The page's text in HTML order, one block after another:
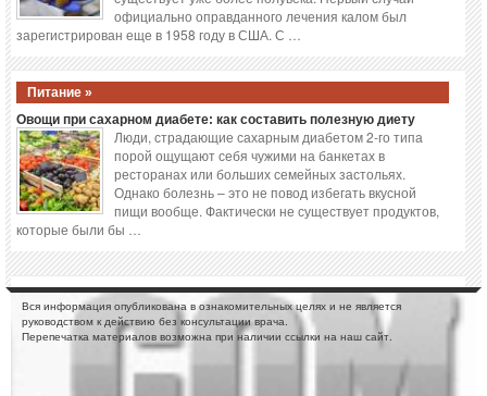
официально оправданного лечения калом был
зарегистрирован еще в 1958 году в США. С …
Питание »
Овощи при сахарном диабете: как составить полезную диету
Люди, страдающие сахарным диабетом 2-го типа
порой ощущают себя чужими на банкетах в
ресторанах или больших семейных застольях.
Однако болезнь – это не повод избегать вкусной
пищи вообще. Фактически не существует продуктов,
которые были бы …
Вся информация опубликована в ознакомительных целях и не является
руководством к действию без консультации врача.
Перепечатка материалов возможна при наличии ссылки на наш сайт.